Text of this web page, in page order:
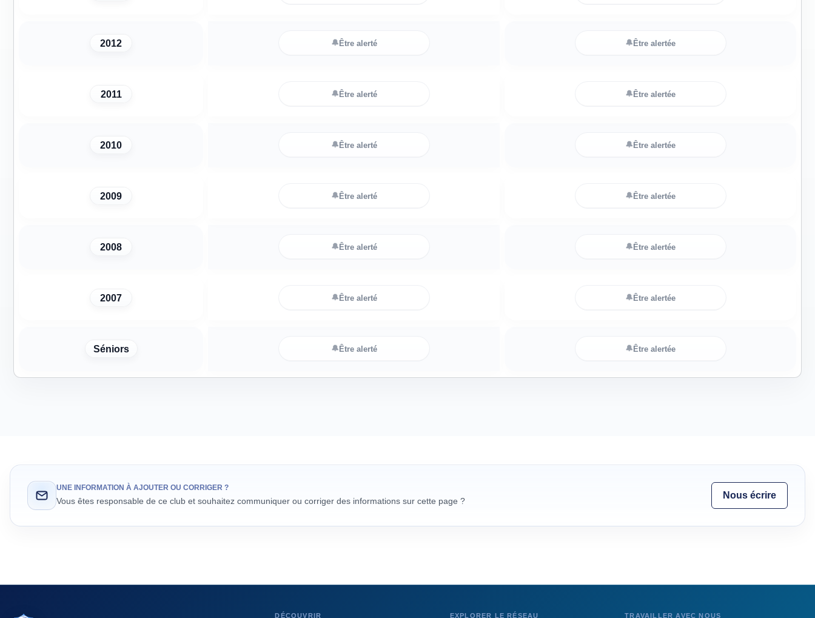
2012 🔔Être alerté 🔔Être alertée
2011 🔔Être alerté 🔔Être alertée
2010 🔔Être alerté 🔔Être alertée
2009 🔔Être alerté 🔔Être alertée
2008 🔔Être alerté 🔔Être alertée
2007 🔔Être alerté 🔔Être alertée
Séniors 🔔Être alerté 🔔Être alertée
UNE INFORMATION À AJOUTER OU CORRIGER ?
Vous êtes responsable de ce club et souhaitez communiquer ou corriger des informations sur cette page ?
Nous écrire
DÉCOUVRIR EXPLORER LE RÉSEAU TRAVAILLER AVEC NOUS